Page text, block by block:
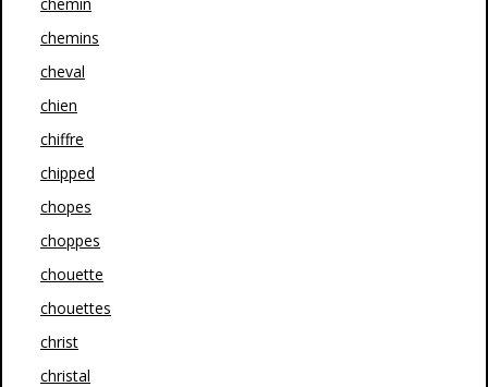
chemins
cheval
chien
chiffre
chipped
chopes
choppes
chouette
chouettes
christ
christal